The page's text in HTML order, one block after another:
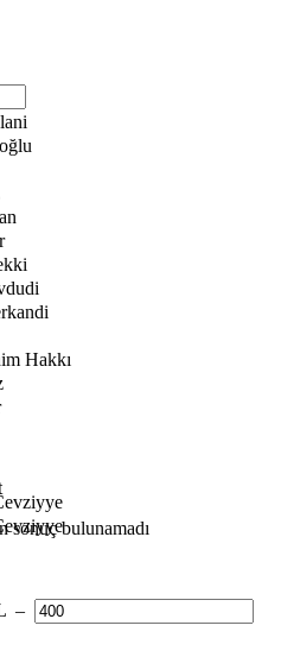
Hakkı
sonuç bulunamadı
–